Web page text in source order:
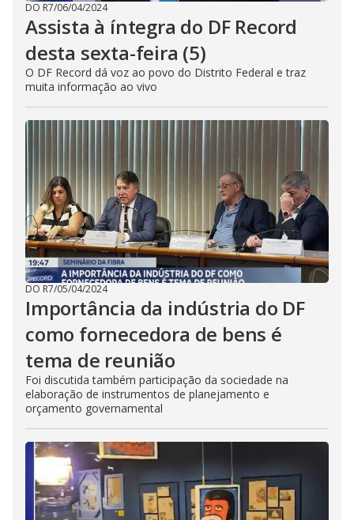
DO R7/06/04/2024
Assista à íntegra do DF Record
desta sexta-feira (5)
O DF Record dá voz ao povo do Distrito Federal e traz
muita informação ao vivo
DO R7/05/04/2024
Importância da indústria do DF
como fornecedora de bens é
tema de reunião
Foi discutida também participação da sociedade na
elaboração de instrumentos de planejamento e
orçamento governamental